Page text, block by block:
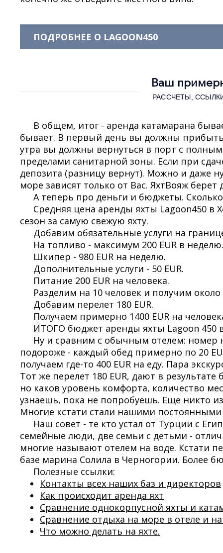
ПОДРОБНЕЕ О LAGOON450
Ваш
РАССЧЕТЫ,
В общем, итог - аренда катамарана
бывает. В первый день вы должны прибыть
утра вы должны вернуться в порт с
пределами санитарной зоны. Если при
депозита (разницу вернут). Можно и даже
море зависят только от Вас. ЯхтВояж
А теперь про деньги и бюджеты.
Средняя цена аренды яхты Lagoon450 в
сезон за самую свежую яхту.
Добавим обязательные услуги на
На топливо - максимум 200 EUR в неделю.
Шкипер - 980 EUR на неделю.
Дополнительные услуги - 50 EUR.
Питание 200 EUR на человека.
Разделим на 10 человек и получим около
Добавим перелет 180 EUR.
Получаем примерно 1400 EUR на
ИТОГО бюджет аренды яхты Lagoon 450 в
Ну и сравним с обычным отелем: номер
подороже - каждый обед примерно по 20
получаем где-то 400 EUR на еду. Пара
Тот же перелет 180 EUR, дают в результате
но каков уровень комфорта, количество
узнаешь, пока не попробуешь. Еще никто из
Многие кстати стали нашими
Наш совет - те кто устал от Турции с
семейные люди, две семьи с детьми -
многие называют отелем на воде. Кстати
базе марина Солила в Черногории. Более
Полезные ссылки:
Контакты всех наших баз и директоров
Как происходит аренда яхт
Сравнение однокорпусной яхты и
Сравнение отдыха на море в отеле и на
Что можно делать на яхте.